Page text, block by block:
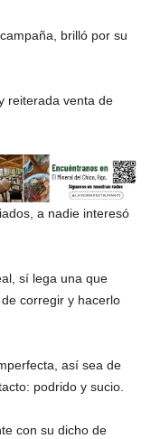
brilló por su
reiterada venta de
a nadie interesó
sí lega una que
corregir y hacerlo
así sea de
podrido y sucio.
con su dicho de